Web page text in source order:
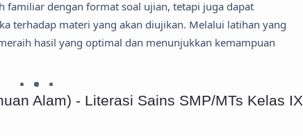
familiar dengan format soal ujian, tetapi juga dapat
terhadap materi yang akan diujikan. Melalui latihan yang
hasil yang optimal dan menunjukkan kemampuan
Alam) - Literasi Sains SMP/MTs Kelas IX